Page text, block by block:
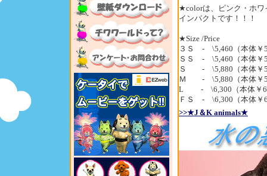
★colorは、ピンク・ホワ
インパクトです！！！
★Size /Price
３Ｓ - \5,460（本体￥
ＳＳ - \5,460（本体￥
Ｓ - \5,880（本体￥
Ｍ - \5,880（本体￥
L - \6,300（本体￥
ＦＳ - \6,300（本体￥
>>★J＆K animals★